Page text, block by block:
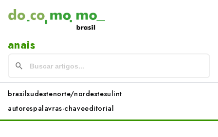
anais
brasilsudestenorte/nordestesulint
autorespalavras-chaveeditorial